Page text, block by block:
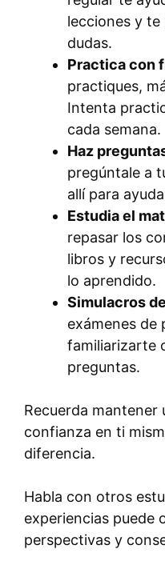
lecciones y
dudas.
Practica con
practiques,
Intenta
cada semana.
Haz
pregúntale a
allí para
Estudia el
repasar los
libros y
lo aprendido.
Simulacros
exámenes de
familiarizarte
preguntas.
Recuerda mantener
confianza en ti
diferencia.
Habla con otros
experiencias puede
perspectivas y